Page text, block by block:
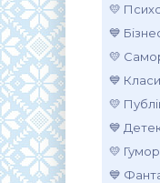
💛
💙
💛
💙
💛
💙
💛 Гумор
💙